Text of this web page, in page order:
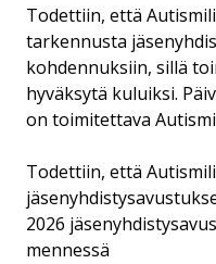
Todettiin, että
tarkennusta
kohdennuksiin, sillä
hyväksytä kuluiksi.
on toimitettava
Todettiin, että
2026
mennessä